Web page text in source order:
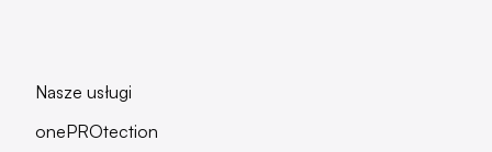
Nasze usługi
onePROtection